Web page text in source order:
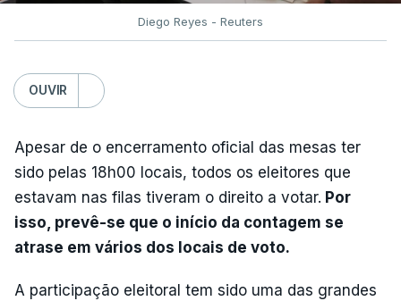
Diego Reyes - Reuters
OUVIR
Apesar de o encerramento oficial das mesas ter
sido pelas 18h00 locais, todos os eleitores que
estavam nas filas tiveram o direito a votar. Por
isso, prevê-se que o início da contagem se
atrase em vários dos locais de voto.
A participação eleitoral tem sido uma das grandes